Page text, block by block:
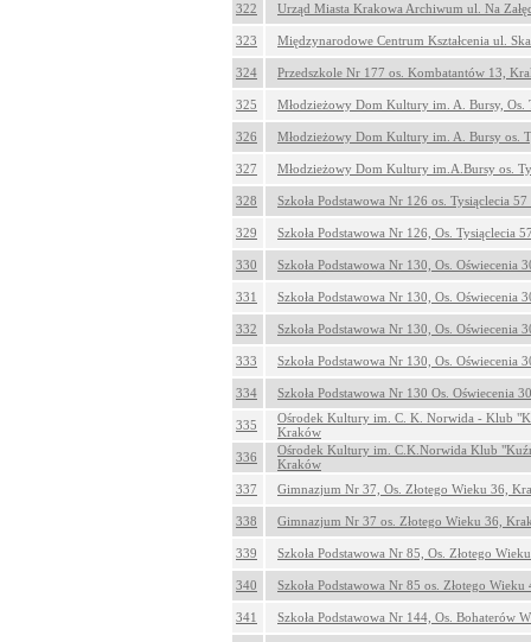
322 Urząd Miasta Krakowa Archiwum ul. Na
323 Międzynarodowe Centrum Kształcenia ul.
324 Przedszkole Nr 177 os. Kombatantów 13,
325 Młodzieżowy Dom Kultury im. A. Bursy, Os.
326 Młodzieżowy Dom Kultury im. A. Bursy os.
327 Młodzieżowy Dom Kultury im.A.Bursy os.
328 Szkoła Podstawowa Nr 126 os. Tysiąclecia
329 Szkoła Podstawowa Nr 126, Os. Tysiąclecia
330 Szkoła Podstawowa Nr 130, Os. Oświecenia
331 Szkoła Podstawowa Nr 130, Os. Oświecenia
332 Szkoła Podstawowa Nr 130, Os. Oświecenia
333 Szkoła Podstawowa Nr 130, Os. Oświecenia
334 Szkoła Podstawowa Nr 130 Os. Oświecenia
335
Ośrodek Kultury im. C. K. Norwida - Klub
Kraków
336
Ośrodek Kultury im. C.K.Norwida Klub
Kraków
337
Gimnazjum Nr 37, Os. Złotego Wieku 36,
338 Gimnazjum Nr 37 os. Złotego Wieku 36,
339 Szkoła Podstawowa Nr 85, Os. Złotego
340 Szkoła Podstawowa Nr 85 os. Złotego
341 Szkoła Podstawowa Nr 144, Os. Bohaterów